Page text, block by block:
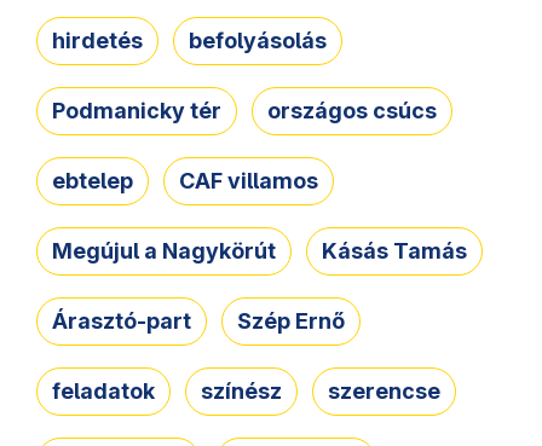
hirdetés befolyásolás
Podmanicky tér országos csúcs
ebtelep CAF villamos
Megújul a Nagykörút Kásás Tamás
Árasztó-part Szép Ernő
feladatok színész szerencse